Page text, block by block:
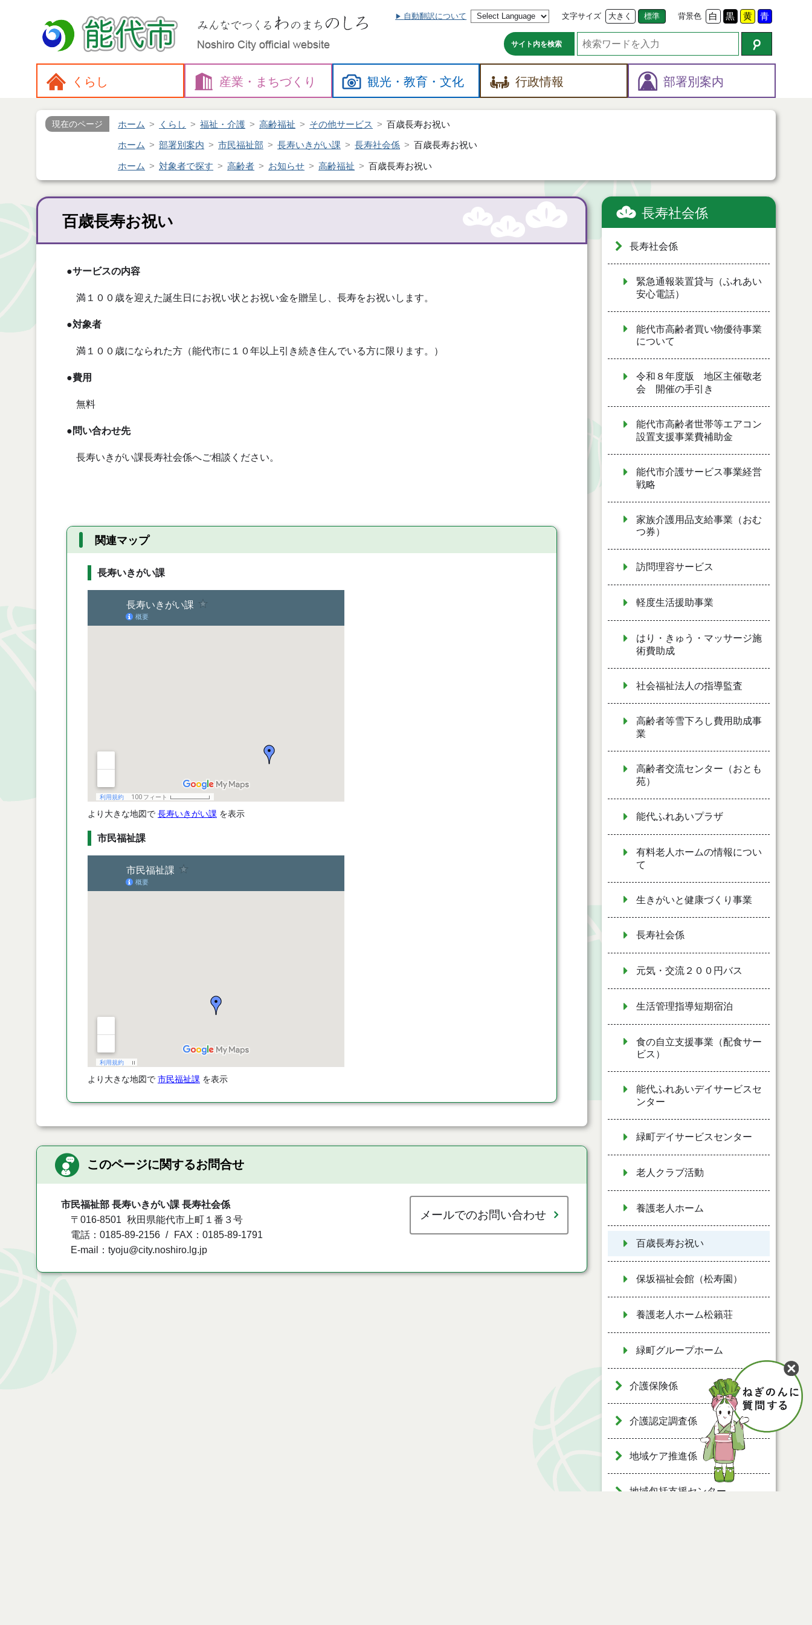
自動翻訳について 文字サイズ 大きく 標準 背景色 白 黒 黄 青
サイト内を検索
くらし 産業・ まちづくり 観光・教育・文化 行政情報 部署別案内
現在のページ ホーム くらし 福祉・介護 高齢福祉 その他サービス 百歳長寿お祝い
ホーム 部署別案内 市民福祉部 長寿いきがい課 長寿社会係 百歳長寿お祝い
ホーム 対象者で探す 高齢者 お知らせ 高齢福祉 百歳長寿お祝い
百歳長寿お祝い
●サービスの内容
満１００歳を迎えた誕生日にお祝い状とお祝い金を贈呈し、長寿をお祝いします。
●対象者
満１００歳になられた方（能代市に１０年以上引き続き住んでいる方に限ります。）
●費用
無料
●問い合わせ先
長寿いきがい課長寿社会係へご相談ください。
関連マップ
長寿いきがい課
より大きな地図で 長寿いきがい課 を表示
市民福祉課
より大きな地図で 市民福祉課 を表示
このページに関するお問合せ
市民福祉部 長寿いきがい課 長寿社会係
〒016-8501
秋田県能代市上町１番３号
電話：0185-89-2156
FAX：0185-89-1791
E-mail：tyoju@city.noshiro.lg.jp
メールでのお問い合わせ
長寿社会係
長寿社会係
緊急通報装置貸与（ふれあい
安心電話）
能代市高齢者買い物優待事業
について
令和８年度版 地区主催敬老
会 開催の手引き
能代市高齢者世帯等エアコン
設置支援事業費補助金
能代市介護サービス事業経営
戦略
家族介護用品支給事業（おむ
つ券）
訪問理容サービス
軽度生活援助事業
はり・きゅう・マッサージ施
術費助成
社会福祉法人の指導監査
高齢者等雪下ろし費用助成事
業
高齢者交流センター（おとも
苑）
能代ふれあいプラザ
有料老人ホームの情報につい
て
生きがいと健康づくり事業
長寿社会係
元気・交流２００円バス
生活管理指導短期宿泊
食の自立支援事業（配食サー
ビス）
能代ふれあいデイサービスセ
ンター
緑町デイサービスセンター
老人クラブ活動
養護老人ホーム
百歳長寿お祝い
保坂福祉会館（松寿園）
養護老人ホーム松籟荘
緑町グループホーム
介護保険係
介護認定調査係
地域ケア推進係
地域包括支援センター